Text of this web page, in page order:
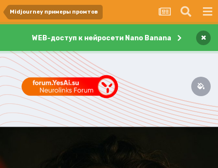
Midjourney примеры промтов
WEB-доступ к нейросети Nano Banana ×